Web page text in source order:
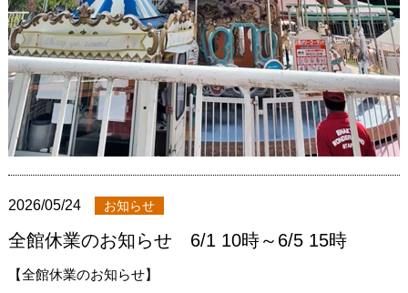
2026/05/24 お知らせ
全館休業のお知らせ 6/1 10時～6/5 15時
【全館休業のお知らせ】